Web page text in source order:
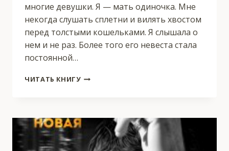
многие девушки. Я — мать одиночка. Мне
некогда слушать сплетни и вилять хвостом
перед толстыми кошельками. Я слышала о
нем и не раз. Более того его невеста стала
постоянной…
ЧИТАТЬ КНИГУГУЛЯЩИЙ